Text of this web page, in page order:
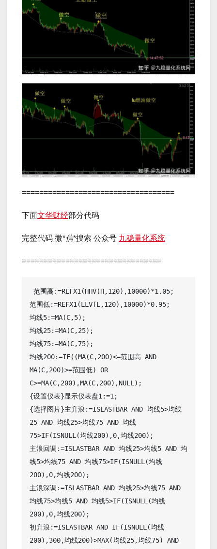
===================================
下面文华财经部分代码
完整代码 微*信*搜索 公众号 九稳量化系统
================================
范围低:=REFX1(LLV(L,120),10000)*0.95;
均线5:=MA(C,5);
均线25:=MA(C,25);
均线75:=MA(C,75);
均线200:=IF((MA(C,200)<=范围高 AND
MA(C,200)>=范围低) OR
C>=MA(C,200),MA(C,200),NULL);
{设置仪表}显示仪表盘1:=1;
{选择图片}主升浪:=ISLASTBAR AND 均线5>均线
25 AND 均线25>均线75 AND 均线
75>IF(ISNULL(均线200),0,均线200);
主浪回调:=ISLASTBAR AND 均线25>均线5 AND 均
线5>均线75 AND 均线75>IF(ISNULL(均线
200),0,均线200);
主浪深调:=ISLASTBAR AND 均线25>均线75 AND
均线75>均线5 AND 均线5>IF(ISNULL(均线
200),0,均线200);
初升浪:=ISLASTBAR AND IF(ISNULL(均线
200),300,均线200)>MAX(均线25,均线75) AND